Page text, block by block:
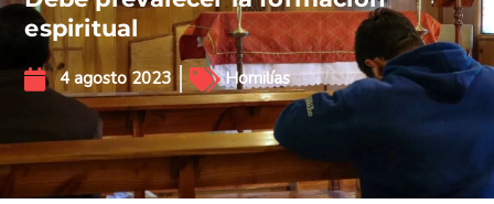
espiritual
4 agosto 2023 Homilías